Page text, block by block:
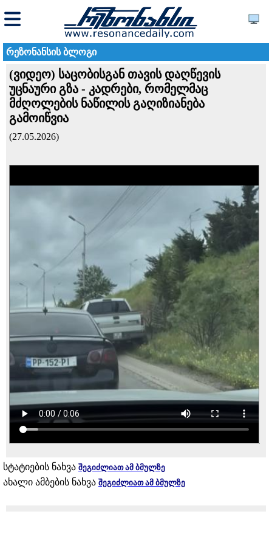
რეზონანსის ბლოგი
(ვიდეო) საცობისგან თავის დაღწევის
უცნაური გზა - კადრები, რომელმაც
მძღოლების ნაწილის გაღიზიანება
გამოიწვია
(27.05.2026)
სტატიების ნახვა შეგიძლიათ ამ ბმულზე
ახალი ამბების ნახვა შეგიძლიათ ამ ბმულზე